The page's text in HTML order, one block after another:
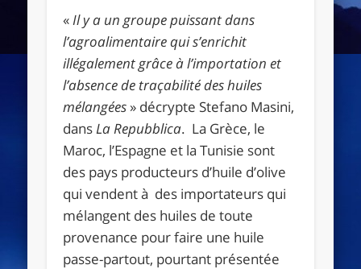
«Il y a un groupe puissant dans
l’agroalimentaire qui s’enrichit
illégalement grâce à l’importation et
l’absence de traçabilité des huiles
mélangées » décrypte Stefano Masini,
dansLa Repubblica. La Grèce, le
Maroc, l’Espagne et la Tunisie sont
des pays producteurs d’huile d’olive
qui vendent à des importateurs qui
mélangent des huiles de toute
provenance pour faire une huile
passe-partout, pourtant présentée